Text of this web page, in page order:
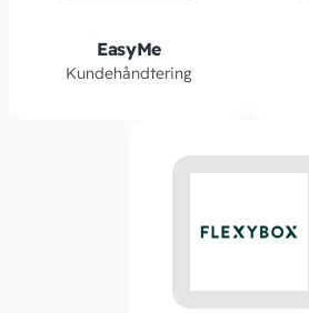
EasyMe
Kundehåndtering